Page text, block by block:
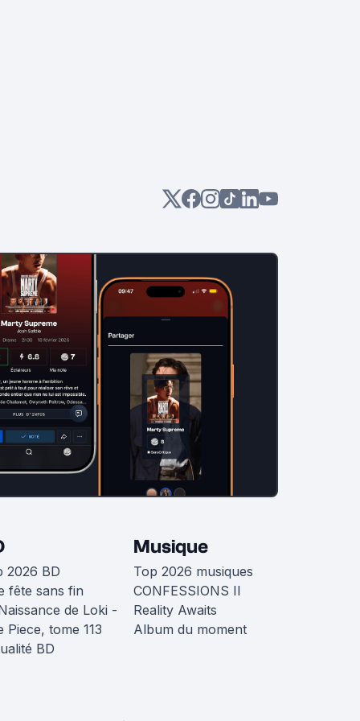
2026 BD
fête sans fin
de Loki -
Piece, tome 113
BD
Musique
Top 2026 musiques
CONFESSIONS II
Reality Awaits
Album du moment